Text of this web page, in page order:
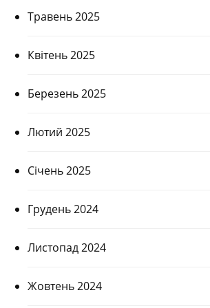
Травень 2025
Квітень 2025
Березень 2025
Лютий 2025
Січень 2025
Грудень 2024
Листопад 2024
Жовтень 2024